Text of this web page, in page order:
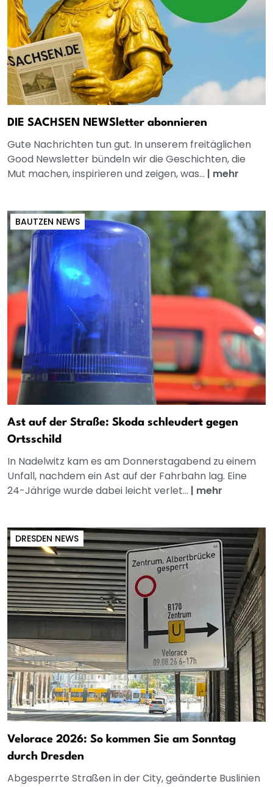
DIE SACHSEN NEWSletter abonnieren
Gute Nachrichten tun gut. In unserem freitäglichen
Good Newsletter bündeln wir die Geschichten, die
Mut machen, inspirieren und zeigen, was... | mehr
BAUTZEN NEWS
Ast auf der Straße: Skoda schleudert gegen
Ortsschild
In Nadelwitz kam es am Donnerstagabend zu einem
Unfall, nachdem ein Ast auf der Fahrbahn lag. Eine
24-Jährige wurde dabei leicht verlet... | mehr
DRESDEN NEWS
Velorace 2026: So kommen Sie am Sonntag
durch Dresden
Abgesperrte Straßen in der City, geänderte Buslinien